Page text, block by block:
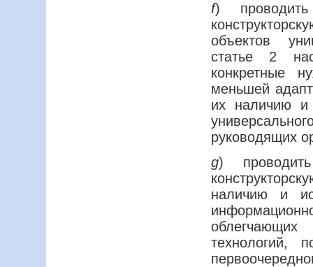
f)
объектов
статье 2
конкретные
меньшей
их наличию и
руководящих
g)
наличию и
облегчающих
технологий,